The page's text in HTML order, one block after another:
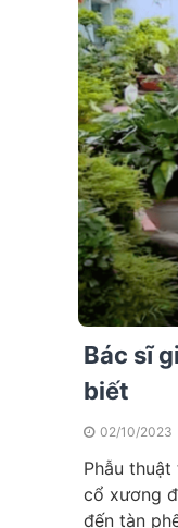
Bác sĩ
biết
02/10/2023
Phẫu
cổ xương
đến tàn